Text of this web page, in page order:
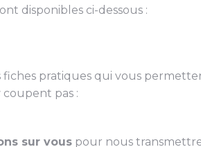
disponibles ci-dessous :
pratiques qui vous
coupent pas :
sur vous pour nous